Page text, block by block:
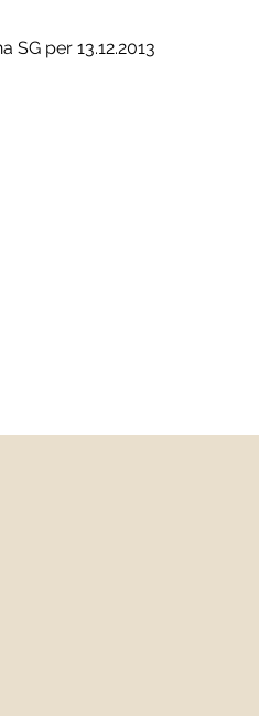
per 13.12.2013